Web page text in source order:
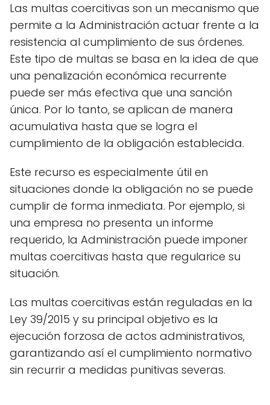
Las multas coercitivas son un mecanismo que
permite a la Administración actuar frente a la
resistencia al cumplimiento de sus órdenes.
Este tipo de multas se basa en la idea de que
una penalización económica recurrente
puede ser más efectiva que una sanción
única. Por lo tanto, se aplican de manera
acumulativa hasta que se logra el
cumplimiento de la obligación establecida.
Este recurso es especialmente útil en
situaciones donde la obligación no se puede
cumplir de forma inmediata. Por ejemplo, si
una empresa no presenta un informe
requerido, la Administración puede imponer
multas coercitivas hasta que regularice su
situación.
Las multas coercitivas están reguladas en la
Ley 39/2015 y su principal objetivo es la
ejecución forzosa de actos administrativos,
garantizando así el cumplimiento normativo
sin recurrir a medidas punitivas severas.